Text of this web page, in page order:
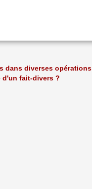
dans diverses opérations
d'un fait-divers ?